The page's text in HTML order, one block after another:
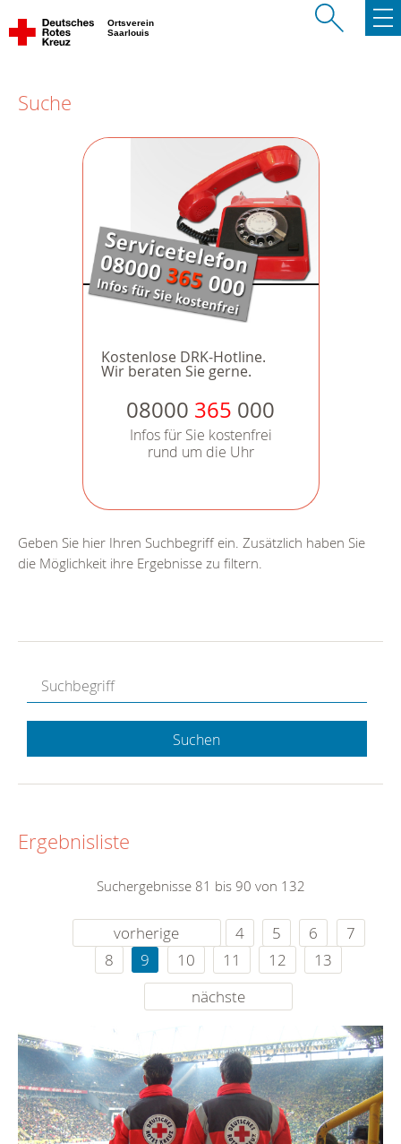
Ortsverein
Saarlouis
Suche
Kostenlose DRK-Hotline.
Wir beraten Sie gerne.
08000 365 000
Infos für Sie kostenfrei
rund um die Uhr
Geben Sie hier Ihren Suchbegriff ein. Zusätzlich haben Sie
die Möglichkeit ihre Ergebnisse zu filtern.
Suchen
Ergebnisliste
Suchergebnisse 81 bis 90 von 132
vorherige 4 5 6
7
8
9 10 11 12
13
nächste